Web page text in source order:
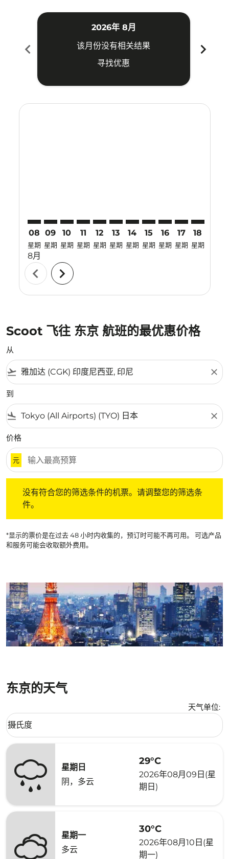
chevron_left
2026年 8月
该月份没有相关结果
寻找优惠
chevron_right
08
星期
8月
09
星期
10
星期
11
星期
12
星期
13
星期
14
星期
15
星期
16
星期
17
星期
18
星期
chevron_left chevron_right
Scoot 飞往 东京 航班的最优惠价格
从
flight_takeoff close
到
flight_land close
价格
元
没有符合您的筛选条件的机票。请调整您的筛选条
件。
*显示的票价是在过去 48 小时内收集的，预订时可能不再可用。 可选产品
和服务可能会收取额外费用。
东京的天气
天气单位:
Weather unit option 摄氏度 Selected
摄氏度
keyboard_arrow_down
星期日
阴，多云
29°C
2026年08月09日(星
期日)
星期一
多云
30°C
2026年08月10日(星
期一)